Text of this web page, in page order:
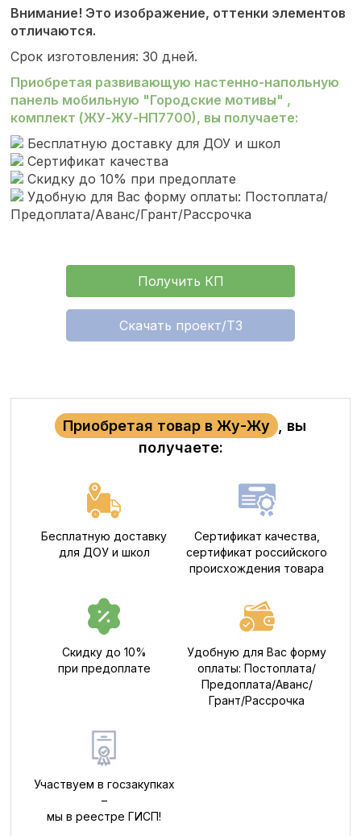
Внимание! Это изображение, оттенки элементов
отличаются.
Срок изготовления: 30 дней.
Приобретая развивающую настенно-напольную
панель мобильную "Городские мотивы" ,
комплект (ЖУ-ЖУ-НП7700), вы получаете:
Бесплатную доставку для ДОУ и школ
Сертификат качества
Скидку до 10% при предоплате
Удобную для Вас форму оплаты: Постоплата/
Предоплата/Аванс/Грант/Рассрочка
Получить КП
Скачать проект/ТЗ
Приобретая товар в Жу-Жу
, вы
получаете:
Бесплатную доставку
для ДОУ и школ
Сертификат качества,
сертификат российского
происхождения товара
Скидку до 10%
при предоплате
Удобную для Вас форму
оплаты: Постоплата/
Предоплата/Аванс/
Грант/Рассрочка
Участвуем в госзакупках
–
мы в реестре ГИСП!